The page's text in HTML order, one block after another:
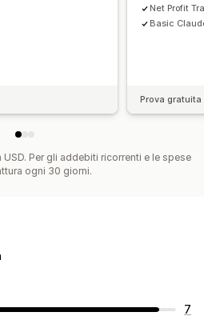
in tempo reale
Net Profit
Basic
Prova
Per gli addebiti ricorrenti e le spese
ogni 30 giorni.
7